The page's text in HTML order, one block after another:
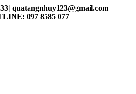
quatangnhuy123@gmail.com
097 8585 077